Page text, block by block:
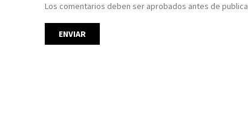
Los comentarios deben ser aprobados antes de